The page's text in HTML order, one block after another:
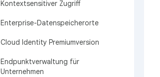
Kontextsensitiver Zugriff
Enterprise-Datenspeicherorte
Cloud Identity Premiumversion
Endpunktverwaltung für
Unternehmen